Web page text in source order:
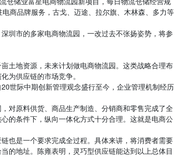
商品牌服务，古戈、迈途、拉尔旗、木林森、多力等
圳市的多家电商物流园，一改过去不张扬姿势，将参
土地资源，未来计划做电商物流园。这类战略合理布
为供应链的市场竞争。
世际中期创新管理观念盛行至今，企业管理机制经历
对原料供货、商品生产制造、分销商和零售完成了全
的条件下，纵向一体化方式十分合理。这就是电商公
也是一个要求完成全过程。具体来讲，将消费者需要
的地址。陈雍表明，灵巧型供应链能达到以上总体目